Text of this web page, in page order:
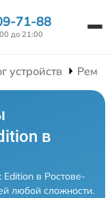
71-88
до 21:00
устройств
в
в Ростове-
любой сложности.